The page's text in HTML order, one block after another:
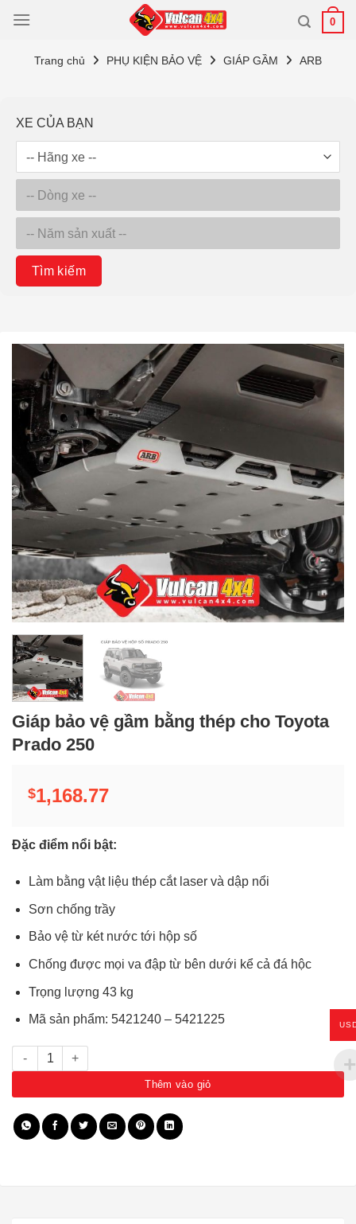
qua
0
Trang chủ PHỤ KIỆN BẢO VỆ GIÁP GẦM ARB
XE CỦA BẠN
Tìm kiếm
Giáp bảo vệ gầm bằng thép cho Toyota
Prado 250
$1,168.77
Đặc điểm nổi bật:
Làm bằng vật liệu thép cắt laser và dập nổi
Sơn chống trầy
Bảo vệ từ két nước tới hộp số
Chống được mọi va đập từ bên dưới kể cả đá hộc
Trọng lượng 43 kg
Mã sản phẩm: 5421240 – 5421225
Giáp bảo vệ gầm bằng thép cho Toyota Prado 250 số lượng
Thêm vào giỏ